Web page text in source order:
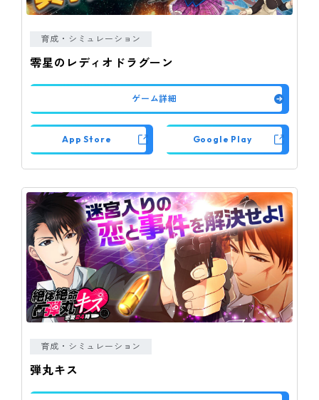
育成・シミュレーション
零星のレディオドラグーン
ゲーム詳細
App Store Google Play
育成・シミュレーション
弾丸キス